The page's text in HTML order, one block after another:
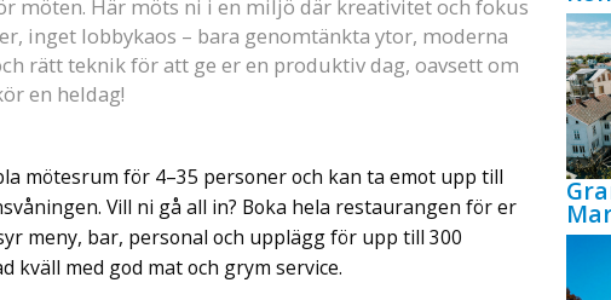
möten. Här möts ni i en miljö där kreativitet och fokus
inget lobbykaos – bara genomtänkta ytor, moderna
rätt teknik för att ge er en produktiv dag, oavsett om
en heldag!
mötesrum för 4–35 personer och kan ta emot upp till
Vill ni gå all in? Boka hela restaurangen för er
meny, bar, personal och upplägg för upp till 300
kväll med god mat och grym service.